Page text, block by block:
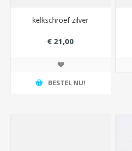
kelkschroef zilver
€ 21,00
BESTEL NU!